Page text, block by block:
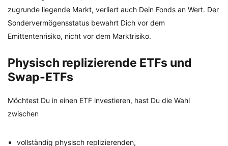
zugrunde liegende Markt, verliert auch Dein Fonds an Wert. Der
Sondervermögensstatus bewahrt Dich vor dem
Emittentenrisiko, nicht vor dem Marktrisiko.
Physisch replizierende ETFs und
Swap-ETFs
Möchtest Du in einen ETF investieren, hast Du die Wahl
zwischen
vollständig physisch replizierenden,